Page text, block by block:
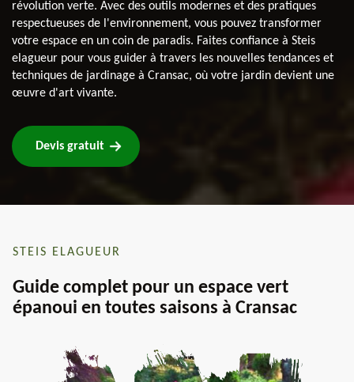
révolution verte. Avec des outils modernes et des pratiques
respectueuses de l'environnement, vous pouvez transformer
votre espace en un coin de paradis. Faites confiance à Steis
elagueur pour vous guider à travers les nouvelles tendances et
techniques de jardinage à Cransac, où votre jardin devient une
œuvre d'art vivante.
Devis gratuit
STEIS ELAGUEUR
Guide complet pour un espace vert
épanoui en toutes saisons à Cransac